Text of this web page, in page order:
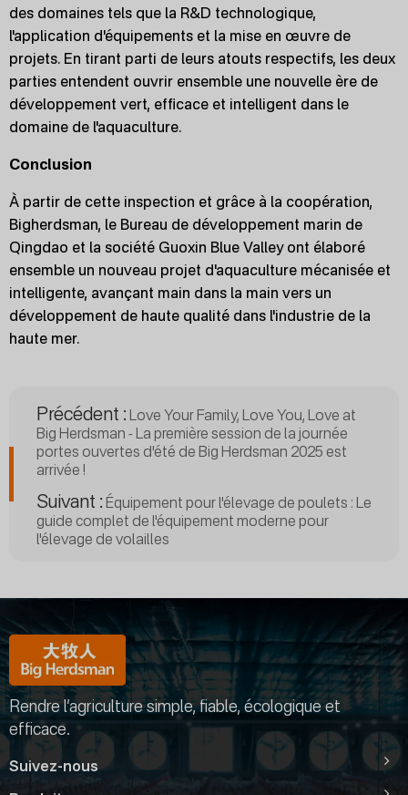
des domaines tels que la R&D technologique,
l'application d'équipements et la mise en œuvre de
projets. En tirant parti de leurs atouts respectifs, les deux
parties entendent ouvrir ensemble une nouvelle ère de
développement vert, efficace et intelligent dans le
domaine de l'aquaculture.
Conclusion
À partir de cette inspection et grâce à la coopération,
Bigherdsman, le Bureau de développement marin de
Qingdao et la société Guoxin Blue Valley ont élaboré
ensemble un nouveau projet d'aquaculture mécanisée et
intelligente, avançant main dans la main vers un
développement de haute qualité dans l'industrie de la
haute mer.
Précédent : Love Your Family, Love You, Love at
Big Herdsman - La première session de la journée
portes ouvertes d'été de Big Herdsman 2025 est
arrivée !
Suivant : Équipement pour l'élevage de poulets : Le
guide complet de l'équipement moderne pour
l'élevage de volailles
Rendre l’agriculture simple, fiable, écologique et
efficace.
Suivez-nous